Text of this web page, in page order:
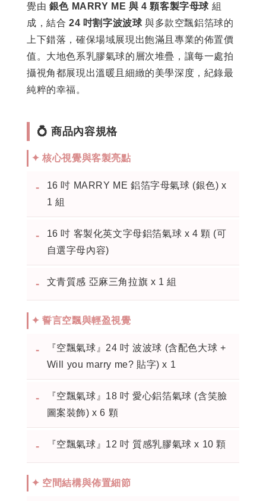
覺由 銀色 MARRY ME 與 4 顆客製字母球 組
成，結合 24 吋割字波波球與多款空飄鋁箔球的
上下錯落，確保場域展現出飽滿且專業的佈置價
值。大地色系乳膠氣球的層次堆疊，讓每一處拍
攝視角都展現出溫暖且細緻的美學深度，紀錄最
純粹的幸福。
💍 商品內容規格
✦ 核心視覺與客製亮點
-
16 吋 MARRY ME 鋁箔字母氣球 (銀色) x
1 組
-
16 吋 客製化英文字母鋁箔氣球 x 4 顆 (可
自選字母內容)
- 文青質感 亞麻三角拉旗 x 1 組
✦ 誓言空飄與輕盈視覺
-
『空飄氣球』24 吋 波波球 (含配色大球 +
Will you marry me? 貼字) x 1
-
『空飄氣球』18 吋 愛心鋁箔氣球 (含笑臉
圖案裝飾) x 6 顆
- 『空飄氣球』12 吋 質感乳膠氣球 x 10 顆
✦ 空間結構與佈置細節